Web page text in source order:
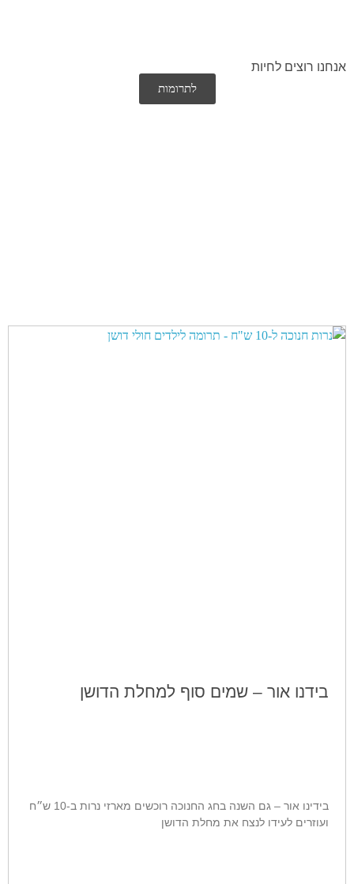
אנחנו רוצים לחיות
לתרומות
בידנו אור – שמים סוף למחלת הדושן
בידינו אור – גם השנה בחג החנוכה רוכשים מארזי נרות ב-10 ש״ח
ועוזרים לעידו לנצח את מחלת הדושן